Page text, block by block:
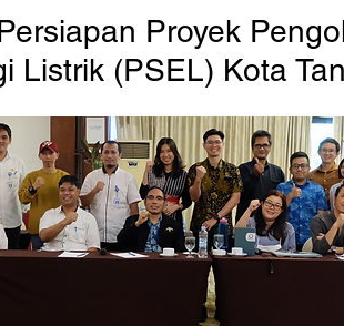
Proyek
Listrik (PSEL) Kota